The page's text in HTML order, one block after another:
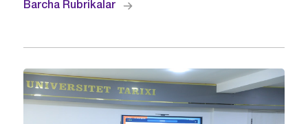
Barcha Rubrikalar